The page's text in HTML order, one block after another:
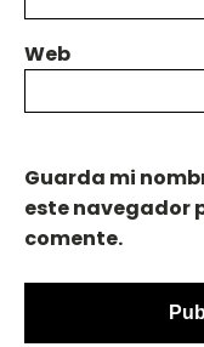
Web
Guarda mi
este navegador
comente.